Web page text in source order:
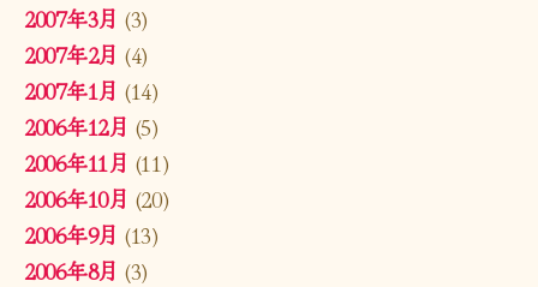
2007年3月 (3)
2007年2月 (4)
2007年1月 (14)
2006年12月 (5)
2006年11月 (11)
2006年10月 (20)
2006年9月 (13)
2006年8月 (3)